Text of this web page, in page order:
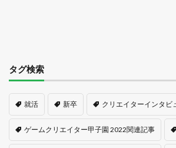
タグ検索
就活 新卒 クリエイターインタビ
ゲームクリエイター甲子園 2022関連記事